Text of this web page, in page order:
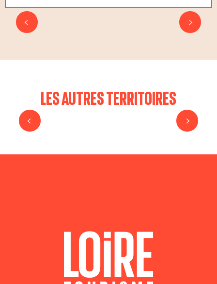
Restaurants
AUBERGE DE JEUNESSE LA MAISON ROUGE
LES AUTRES TERRITOIRES